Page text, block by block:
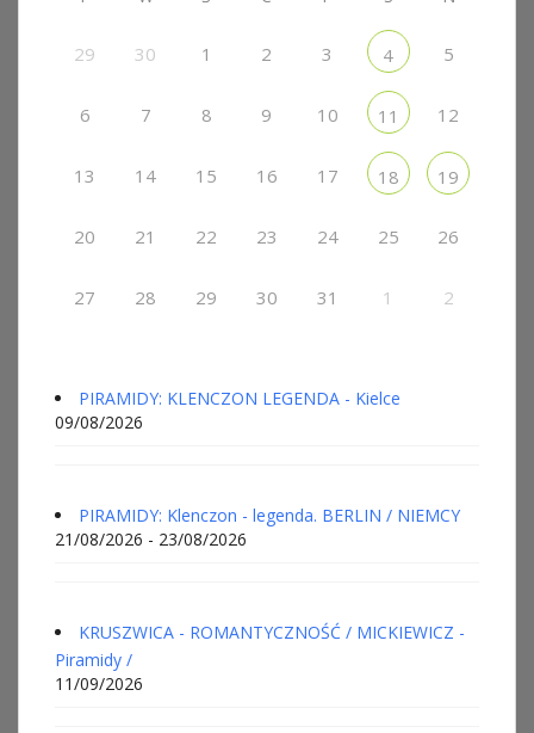
29 30 1 2 3 4 5
6 7 8 9 10 11 12
13 14 15 16 17 18 19
20 21 22 23 24 25 26
27 28 29 30 31 1 2
PIRAMIDY: KLENCZON LEGENDA - Kielce
09/08/2026
PIRAMIDY: Klenczon - legenda. BERLIN / NIEMCY
21/08/2026 - 23/08/2026
KRUSZWICA - ROMANTYCZNOŚĆ / MICKIEWICZ -
Piramidy /
11/09/2026